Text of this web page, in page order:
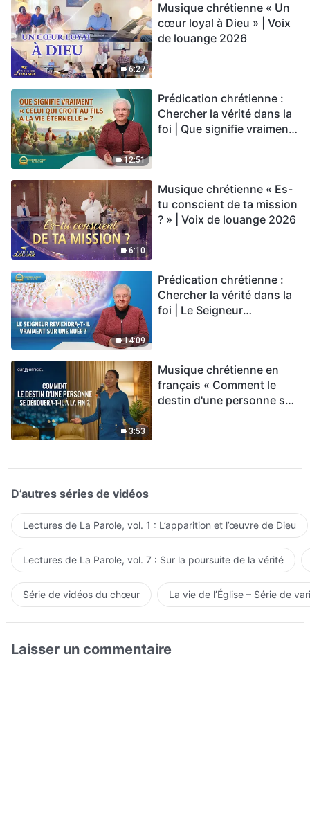
6:27
Musique chrétienne « Un
cœur loyal à Dieu » | Voix
de louange 2026
12:51
Prédication chrétienne :
Chercher la vérité dans la
foi | Que signifie vraiment
6:10
Musique chrétienne « Es-
tu conscient de ta mission
? » | Voix de louange 2026
14:09
Prédication chrétienne :
Chercher la vérité dans la
foi | Le Seigneur
3:53
Musique chrétienne en
français « Comment le
destin d'une personne se
D’autres séries de vidéos
Lectures de La Parole, vol. 1 : L’apparition et l’œuvre de Dieu
Lectures de La Parole, vol. 7 : Sur la poursuite de la vérité
Série de vidéos du chœur La vie de l’Église – Série de
Laisser un commentaire